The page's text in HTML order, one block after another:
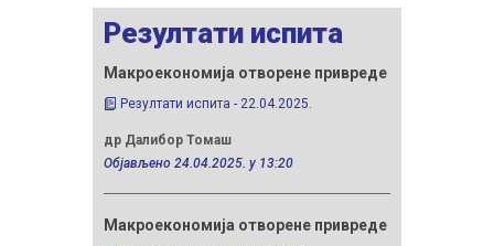
Резултати испита
Макроекономија отворене привреде
Резултати испита - 22.04.2025.
др Далибор Томаш
Објављено 24.04.2025. у 13:20
Макроекономија отворене привреде